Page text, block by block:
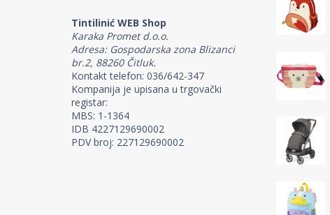
Tintilinić WEB Shop
Karaka Promet d.o.o.
Adresa: Gospodarska zona Blizanci
br.2, 88260 Čitluk.
Kontakt telefon: 036/642-347
Kompanija je upisana u trgovački
registar:
MBS: 1-1364
IDB 4227129690002
PDV broj: 227129690002